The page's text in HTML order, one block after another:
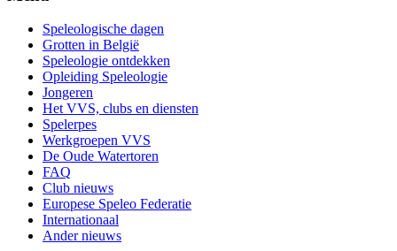
Speleologische dagen
Grotten in België
Speleologie ontdekken
Opleiding Speleologie
Jongeren
Het VVS, clubs en diensten
Spelerpes
Werkgroepen VVS
De Oude Watertoren
FAQ
Club nieuws
Europese Speleo Federatie
Internationaal
Ander nieuws